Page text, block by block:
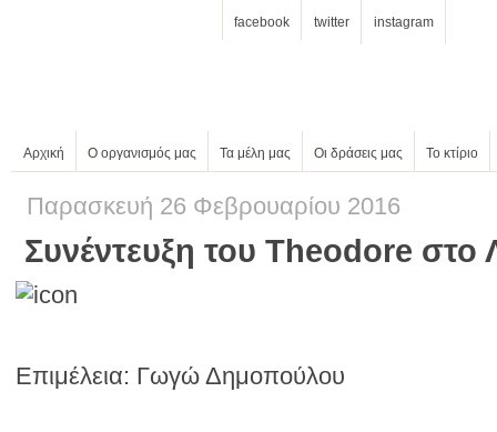
facebook twitter instagram
Αρχική Ο οργανισμός μας Τα μέλη μας Οι δράσεις μας Το κτίριο
Παρασκευή 26 Φεβρουαρίου 2016
Συνέντευξη του Theodore στο
Επιμέλεια: Γωγώ Δημοπούλου